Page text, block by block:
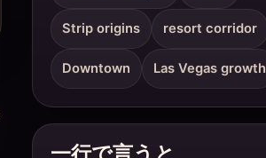
Strip origins resort corridor
Downtown Las Vegas growth